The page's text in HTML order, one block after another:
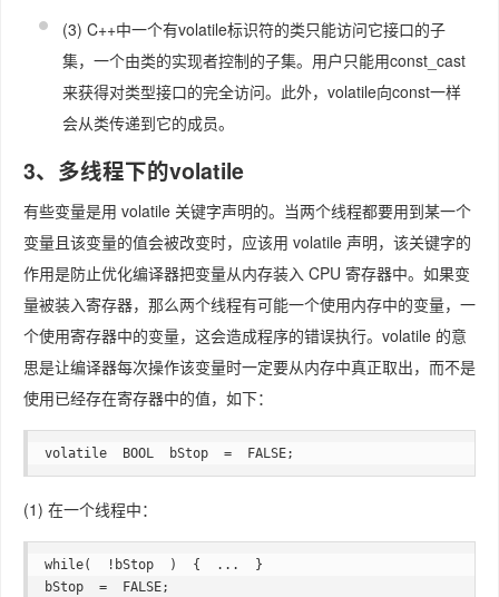
(3) C++中一个有volatile标识符的类只能访问它接口的子
集，一个由类的实现者控制的子集。用户只能用const_cast
来获得对类型接口的完全访问。此外，volatile向const一样
会从类传递到它的成员。
3、多线程下的volatile
有些变量是用 volatile 关键字声明的。当两个线程都要用到某一个
变量且该变量的值会被改变时，应该用 volatile 声明，该关键字的
作用是防止优化编译器把变量从内存装入 CPU 寄存器中。如果变
量被装入寄存器，那么两个线程有可能一个使用内存中的变量，一
个使用寄存器中的变量，这会造成程序的错误执行。volatile 的意
思是让编译器每次操作该变量时一定要从内存中真正取出，而不是
使用已经存在寄存器中的值，如下：
volatile  BOOL  bStop  =  FALSE;
(1) 在一个线程中：
while(  !bStop  )  {  ...  }
bStop  =  FALSE;